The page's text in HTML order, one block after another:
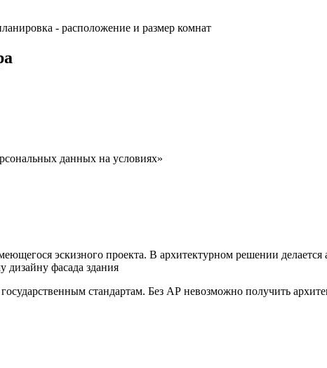
- расположение и размер комнат
данных на условиях»
эскизного проекта. В архитектурном решении делается
дизайну фасада здания
стандартам. Без АР невозможно получить